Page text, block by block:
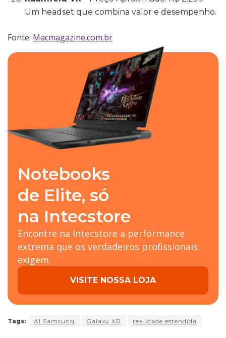
Um headset que combina valor e desempenho.
Fonte: Macmagazine.com.br
Notebooks
de Elite, só
na Intecstore
Encontre na Intecstore a performance
extrema que os verdadeiros profissionais
exigem.
VISITE NOSSA LOJA
Tags: AI Samsung Galaxy XR realidade estendida